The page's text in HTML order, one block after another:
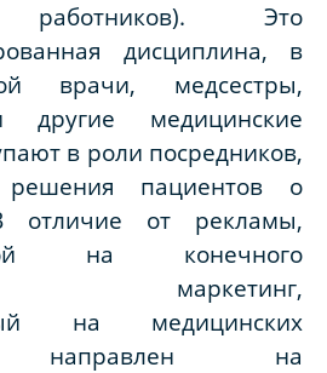
работников). Это
дисциплина, в
врачи, медсестры,
другие медицинские
в роли посредников,
пациентов о
от рекламы,
на конечного
маркетинг,
на медицинских
направлен на